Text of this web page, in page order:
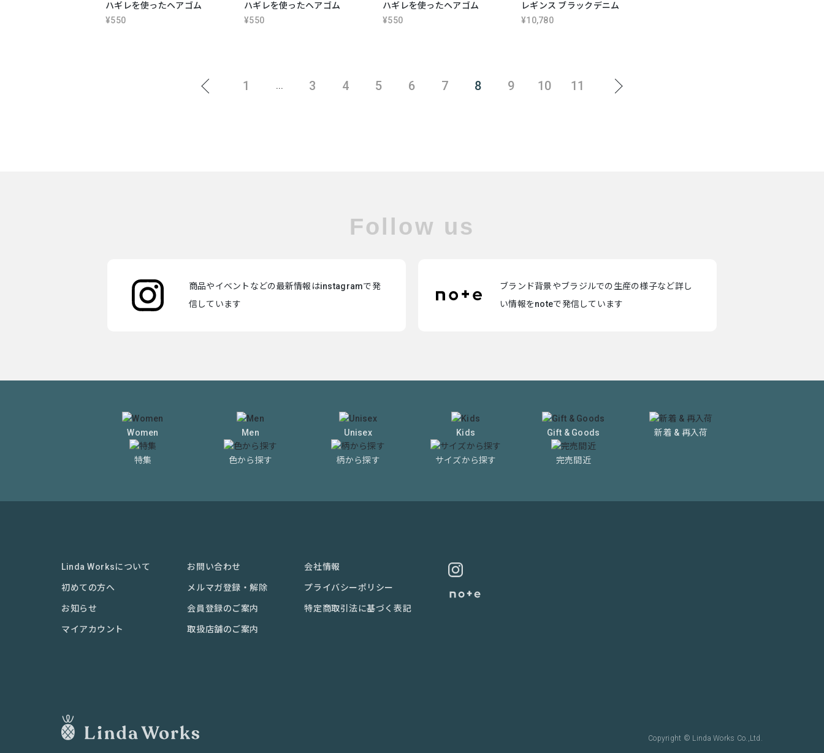
ハギレを使ったヘアゴム
¥550
ハギレを使ったヘアゴム
¥550
ハギレを使ったヘアゴム
¥550
レギンス ブラックデニム
¥10,780
1 ... 3 4 5 6 7 8 9 10 11
Follow us
商品やイベントなどの最新情報はinstagramで発
信しています
ブランド背景やブラジルでの生産の様子など詳し
い情報をnoteで発信しています
Women Men Unisex Kids Gift & Goods 新着 & 再入荷
特集 色から探す 柄から探す サイズから探す 完売間近
Linda Worksについて
初めての方へ
お知らせ
マイアカウント
お問い合わせ
メルマガ登録・解除
会員登録のご案内
取扱店舗のご案内
会社情報
プライバシーポリシー
特定商取引法に基づく表記
Copyright © Linda Works Co.,Ltd.